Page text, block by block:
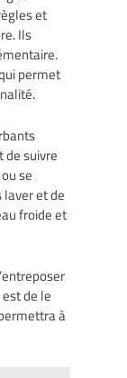
et
Ils
permet
suivre
se
et de
froide et
de le
à